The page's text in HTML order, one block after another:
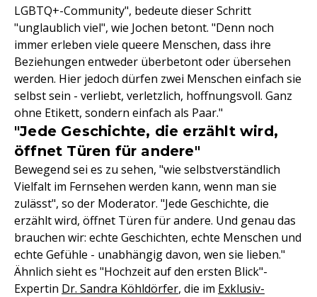
LGBTQ+-Community", bedeute dieser Schritt
"unglaublich viel", wie Jochen betont. "Denn noch
immer erleben viele queere Menschen, dass ihre
Beziehungen entweder überbetont oder übersehen
werden. Hier jedoch dürfen zwei Menschen einfach sie
selbst sein - verliebt, verletzlich, hoffnungsvoll. Ganz
ohne Etikett, sondern einfach als Paar."
"Jede Geschichte, die erzählt wird,
öffnet Türen für andere"
Bewegend sei es zu sehen, "wie selbstverständlich
Vielfalt im Fernsehen werden kann, wenn man sie
zulässt", so der Moderator. "Jede Geschichte, die
erzählt wird, öffnet Türen für andere. Und genau das
brauchen wir: echte Geschichten, echte Menschen und
echte Gefühle - unabhängig davon, wen sie lieben."
Ähnlich sieht es "Hochzeit auf den ersten Blick"-
Expertin Dr. Sandra Köhldörfer, die im Exklusiv-